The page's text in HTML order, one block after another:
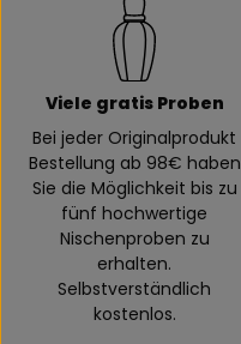
Viele gratis Proben
Bei jeder Originalprodukt
Bestellung ab 98€ haben
Sie die Möglichkeit bis zu
fünf hochwertige
Nischenproben zu
erhalten.
Selbstverständlich
kostenlos.